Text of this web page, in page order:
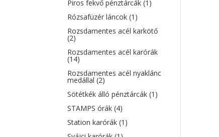
Piros fekvő pénztárcák(1)
Rózsafüzér láncok(1)
Rozsdamentes acél karkötő
(2)
Rozsdamentes acél karórák
(14)
Rozsdamentes acél nyaklánc
medállal(2)
Sötétkék álló pénztárcák(1)
STAMPS órák(4)
Station karórák(1)